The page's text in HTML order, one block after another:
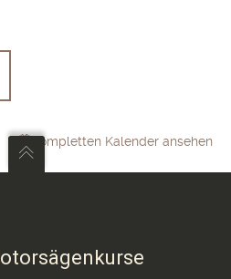
Kompletten Kalender ansehen